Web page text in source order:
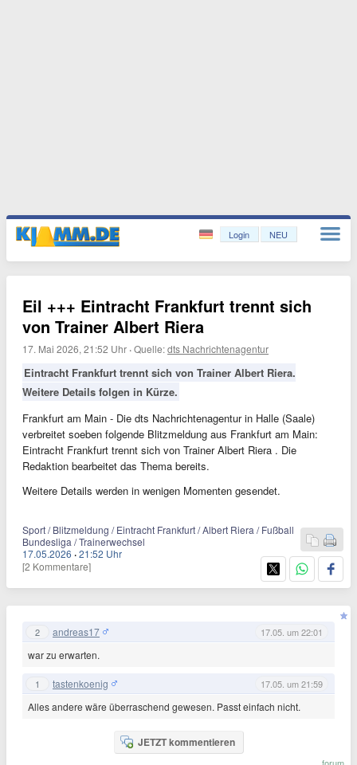
Login NEU
Eil +++ Eintracht Frankfurt trennt sich
von Trainer Albert Riera
17. Mai 2026, 21:52 Uhr ·Quelle:dts Nachrichtenagentur
Eintracht Frankfurt trennt sich von Trainer Albert Riera.
Weitere Details folgen in Kürze.
Frankfurt am Main - Die dts Nachrichtenagentur in Halle (Saale)
verbreitet soeben folgende Blitzmeldung aus Frankfurt am Main:
Eintracht Frankfurt trennt sich von Trainer Albert Riera . Die
Redaktion bearbeitet das Thema bereits.
Weitere Details werden in wenigen Momenten gesendet.
Sport / Blitzmeldung / Eintracht Frankfurt / Albert Riera / Fußball
Bundesliga / Trainerwechsel
17.05.2026 ·21:52 Uhr
[2 Kommentare]
2 andreas17 17.05. um 22:01
war zu erwarten.
1 tastenkoenig 17.05. um 21:59
Alles andere wäre überraschend gewesen. Passt einfach nicht.
JETZT kommentieren